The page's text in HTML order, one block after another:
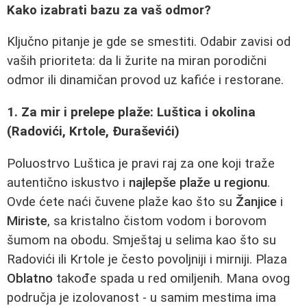
Kako izabrati bazu za vaš odmor?
Ključno pitanje je gde se smestiti. Odabir zavisi od
vaših prioriteta: da li žurite na miran porodični
odmor ili dinamičan provod uz kafiće i restorane.
1. Za mir i prelepe plaže: Luštica i okolina
(Radovići, Krtole, Đuraševići)
Poluostrvo Luštica je pravi raj za one koji traže
autentično iskustvo i najlepše plaže u regionu.
Ovde ćete naći čuvene plaže kao što su Žanjice i
Miriste, sa kristalno čistom vodom i borovom
šumom na obodu. Smještaj u selima kao što su
Radovići ili Krtole je često povoljniji i mirniji. Plaza
Oblatno takođe spada u red omiljenih. Mana ovog
područja je izolovanost - u samim mestima ima